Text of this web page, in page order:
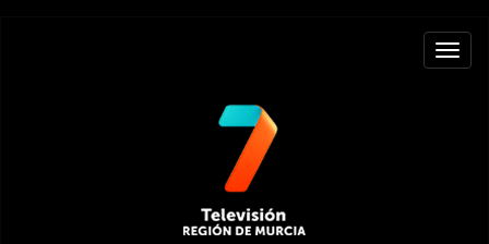
Toggle